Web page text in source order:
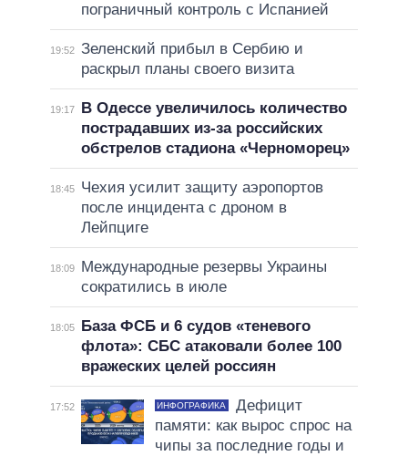
пограничный контроль с Испанией
19:52 Зеленский прибыл в Сербию и
раскрыл планы своего визита
19:17
В Одессе увеличилось количество
пострадавших из-за российских
обстрелов стадиона «Черноморец»
18:45
Чехия усилит защиту аэропортов
после инцидента с дроном в
Лейпциге
18:09
Международные резервы Украины
сократились в июле
18:05
База ФСБ и 6 судов «теневого
флота»: СБС атаковали более 100
вражеских целей россиян
17:52 ИНФОГРАФИКА
Дефицит
памяти: как вырос спрос на
чипы за последние годы и